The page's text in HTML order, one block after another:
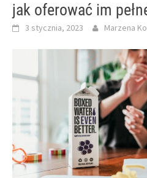
jak oferować im
3 stycznia, 2023 Marzena